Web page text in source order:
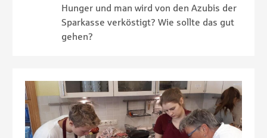
Hunger und man wird von den Azubis der
Sparkasse verköstigt? Wie sollte das gut
gehen?